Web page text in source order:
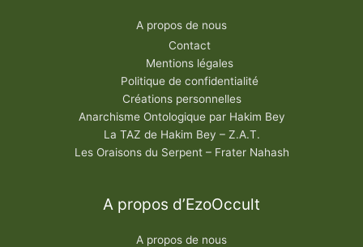
A propos de nous
Contact
Mentions légales
Politique de confidentialité
Créations personnelles
Anarchisme Ontologique par Hakim Bey
La TAZ de Hakim Bey – Z.A.T.
Les Oraisons du Serpent – Frater Nahash
A propos d’EzoOccult
A propos de nous